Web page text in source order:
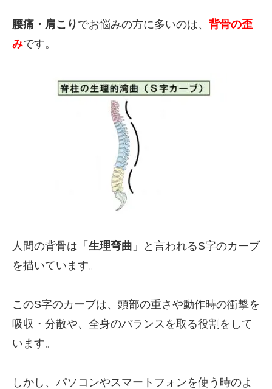
腰痛・肩こり でお悩みの方に多いのは、 背骨の歪
みです。
人間の背骨は「 生理弯曲 」と言われるS字のカーブ
を描いています。
このS字のカーブは、頭部の重さや動作時の衝撃を
吸収・分散や、全身のバランスを取る役割をして
います。
しかし、パソコンやスマートフォンを使う時のよ